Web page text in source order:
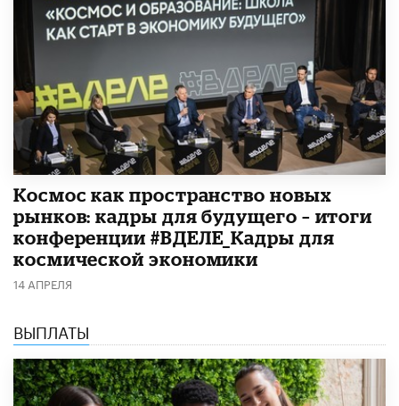
Космос как пространство новых
рынков: кадры для будущего – итоги
конференции #ВДЕЛЕ_Кадры для
космической экономики
14 АПРЕЛЯ
ВЫПЛАТЫ